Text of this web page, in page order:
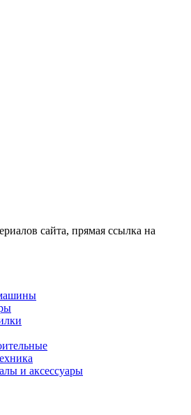
сайта, прямая ссылка на
и аксессуары